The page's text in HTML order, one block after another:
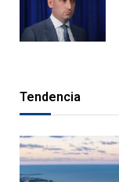
Tendencia